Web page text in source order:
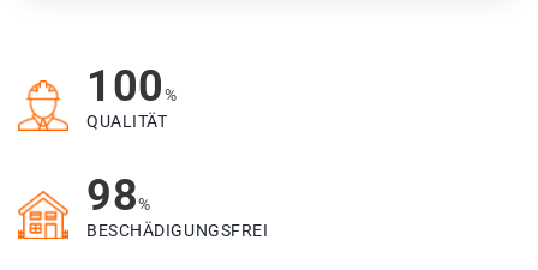
100%
QUALITÄT
98%
BESCHÄDIGUNGSFREI